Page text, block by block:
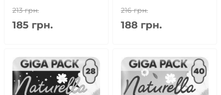
213 грн.
185 грн.
216 грн.
188 грн.